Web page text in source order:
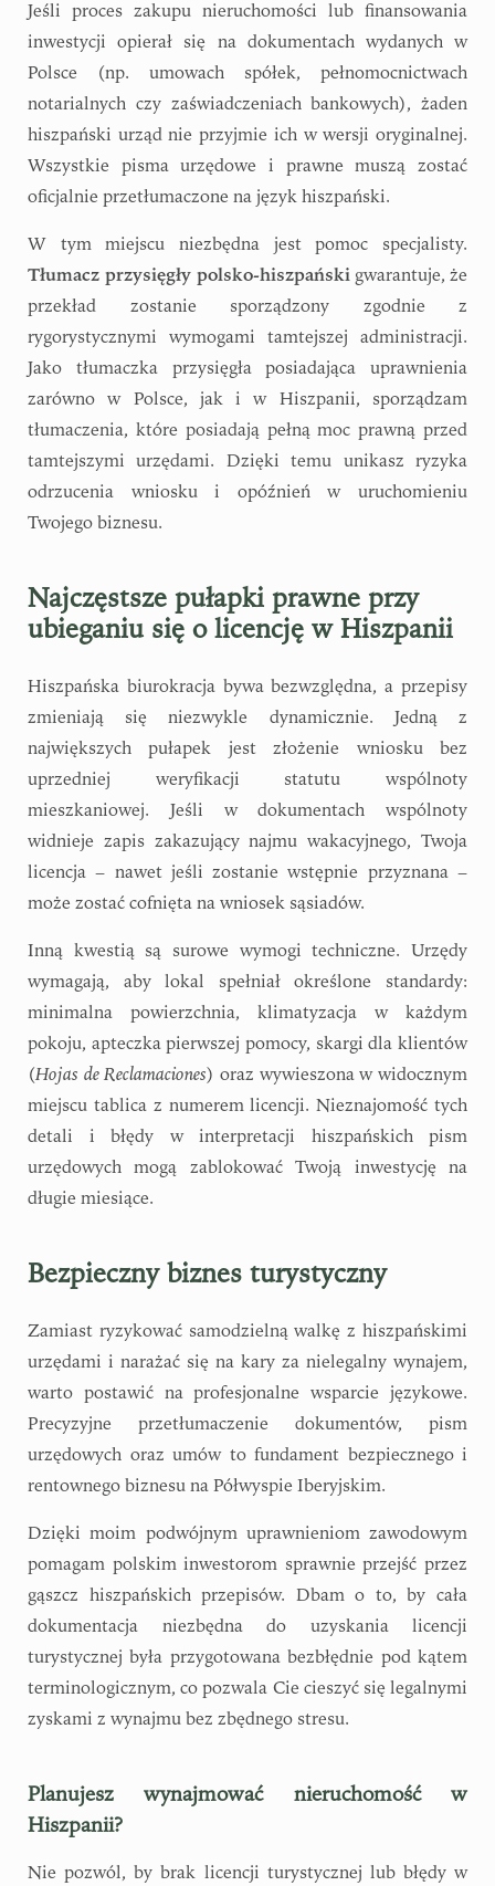
Jeśli proces zakupu nieruchomości lub finansowania
inwestycji opierał się na dokumentach wydanych w
Polsce (np. umowach spółek, pełnomocnictwach
notarialnych czy zaświadczeniach bankowych), żaden
hiszpański urząd nie przyjmie ich w wersji oryginalnej.
Wszystkie pisma urzędowe i prawne muszą zostać
oficjalnie przetłumaczone na język hiszpański.
W tym miejscu niezbędna jest pomoc specjalisty.
Tłumacz przysięgły polsko-hiszpański gwarantuje, że
przekład zostanie sporządzony zgodnie z
rygorystycznymi wymogami tamtejszej administracji.
Jako tłumaczka przysięgła posiadająca uprawnienia
zarówno w Polsce, jak i w Hiszpanii, sporządzam
tłumaczenia, które posiadają pełną moc prawną przed
tamtejszymi urzędami. Dzięki temu unikasz ryzyka
odrzucenia wniosku i opóźnień w uruchomieniu
Twojego biznesu.
Najczęstsze pułapki prawne przy
ubieganiu się o licencję w Hiszpanii
Hiszpańska biurokracja bywa bezwzględna, a przepisy
zmieniają się niezwykle dynamicznie. Jedną z
największych pułapek jest złożenie wniosku bez
uprzedniej weryfikacji statutu wspólnoty
mieszkaniowej. Jeśli w dokumentach wspólnoty
widnieje zapis zakazujący najmu wakacyjnego, Twoja
licencja – nawet jeśli zostanie wstępnie przyznana –
może zostać cofnięta na wniosek sąsiadów.
Inną kwestią są surowe wymogi techniczne. Urzędy
wymagają, aby lokal spełniał określone standardy:
minimalna powierzchnia, klimatyzacja w każdym
pokoju, apteczka pierwszej pomocy, skargi dla klientów
(Hojas de Reclamaciones) oraz wywieszona w widocznym
miejscu tablica z numerem licencji. Nieznajomość tych
detali i błędy w interpretacji hiszpańskich pism
urzędowych mogą zablokować Twoją inwestycję na
długie miesiące.
Bezpieczny biznes turystyczny
Zamiast ryzykować samodzielną walkę z hiszpańskimi
urzędami i narażać się na kary za nielegalny wynajem,
warto postawić na profesjonalne wsparcie językowe.
Precyzyjne przetłumaczenie dokumentów, pism
urzędowych oraz umów to fundament bezpiecznego i
rentownego biznesu na Półwyspie Iberyjskim.
Dzięki moim podwójnym uprawnieniom zawodowym
pomagam polskim inwestorom sprawnie przejść przez
gąszcz hiszpańskich przepisów. Dbam o to, by cała
dokumentacja niezbędna do uzyskania licencji
turystycznej była przygotowana bezbłędnie pod kątem
terminologicznym, co pozwala Cie cieszyć się legalnymi
zyskami z wynajmu bez zbędnego stresu.
Planujesz wynajmować nieruchomość w
Hiszpanii?
Nie pozwól, by brak licencji turystycznej lub błędy w